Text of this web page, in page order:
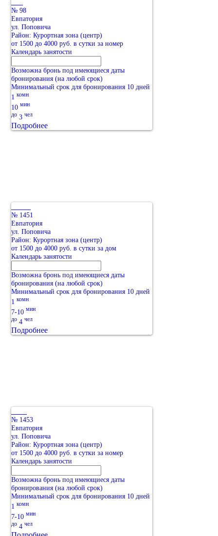
№ 98
Евпатория
ул. Поповича
Район: Курортная зона (центр)
от 1500 до 4000 руб. в сутки за номер
Календарь занятости
Возможна бронь под имеющиеся даты
бронирования (на любой срок)
Минимальный срок для бронирования 10 дней
1 комн
10 мин
до 3 чел
Подробнее
№ 1451
Евпатория
ул. Поповича
Район: Курортная зона (центр)
от 1500 до 4000 руб. в сутки за дом
Календарь занятости
Возможна бронь под имеющиеся даты
бронирования (на любой срок)
Минимальный срок для бронирования 10 дней
1 комн
7-10 мин
до 4 чел
Подробнее
№ 1453
Евпатория
ул. Поповича
Район: Курортная зона (центр)
от 1500 до 4000 руб. в сутки за номер
Календарь занятости
Возможна бронь под имеющиеся даты
бронирования (на любой срок)
Минимальный срок для бронирования 10 дней
1 комн
7-10 мин
до 4 чел